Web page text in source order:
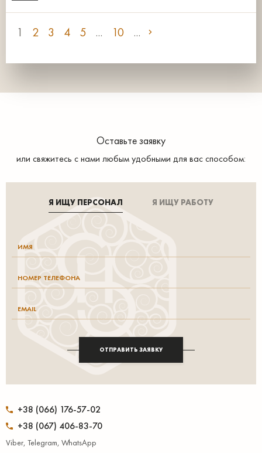
1 2 3 4 5 ... 10 ...
+38 (066) 176-57-02
+38 (067) 406-83-70
Viber, Telegram, WhatsApp
Оставьте заявку
или свяжитесь с нами любым удобными для вас способом:
Я ИЩУ ПЕРСОНАЛ Я ИЩУ РАБОТУ
ОТПРАВИТЬ ЗАЯВКУ